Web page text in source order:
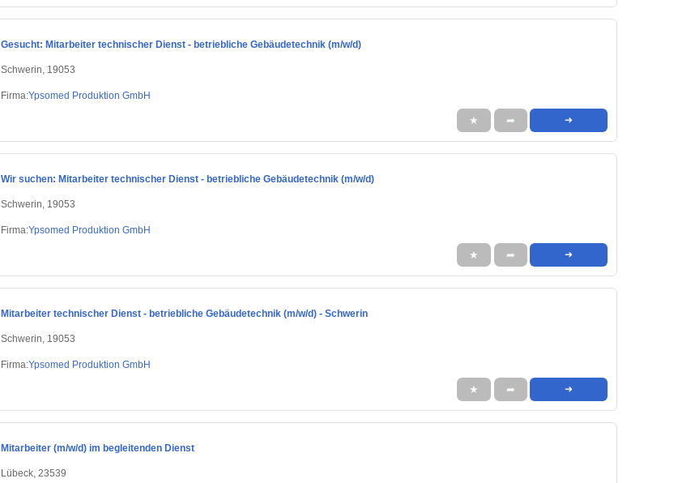
Gesucht: Mitarbeiter technischer Dienst - betriebliche Gebäudetechnik (m/w/d)
Schwerin, 19053
Firma:Ypsomed Produktion GmbH
★ ➦ ➜
Wir suchen: Mitarbeiter technischer Dienst - betriebliche Gebäudetechnik (m/w/d)
Schwerin, 19053
Firma:Ypsomed Produktion GmbH
★ ➦ ➜
Mitarbeiter technischer Dienst - betriebliche Gebäudetechnik (m/w/d) - Schwerin
Schwerin, 19053
Firma:Ypsomed Produktion GmbH
★ ➦ ➜
Mitarbeiter (m/w/d) im begleitenden Dienst
Lübeck, 23539